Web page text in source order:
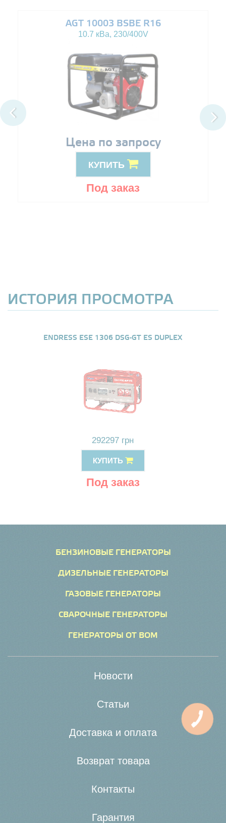
AGT 10003 BSBE R16
10.7 кВа, 230/400V
Цена по запросу
КУПИТЬ
Под заказ
ИСТОРИЯ ПРОСМОТРА
ENDRESS ESE 1306 DSG-GT ES DUPLEX
292297 грн
КУПИТЬ
Под заказ
БЕНЗИНОВЫЕ ГЕНЕРАТОРЫ
ДИЗЕЛЬНЫЕ ГЕНЕРАТОРЫ
ГАЗОВЫЕ ГЕНЕРАТОРЫ
СВАРОЧНЫЕ ГЕНЕРАТОРЫ
ГЕНЕРАТОРЫ ОТ ВОМ
Новости
Статьи
Доставка и оплата
Возврат товара
Контакты
Гарантия